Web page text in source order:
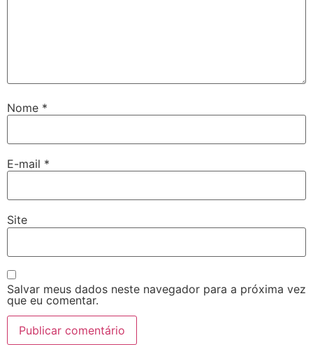
Nome *
E-mail *
Site
Salvar meus dados neste navegador para a próxima vez
que eu comentar.